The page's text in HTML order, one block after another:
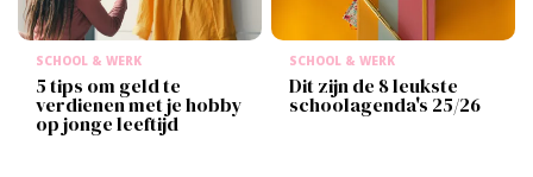
SCHOOL & WERK
5 tips om geld te
verdienen met je hobby
op jonge leeftijd
SCHOOL & WERK
Dit zijn de 8 leukste
schoolagenda's 25/26